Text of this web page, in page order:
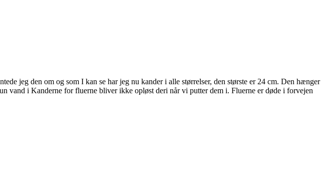
jeg den om og som I kan se har jeg nu kander i alle størrelser, den største er 24 cm. Den hænger
vand i Kanderne for fluerne bliver ikke opløst deri når vi putter dem i. Fluerne er døde i forvejen